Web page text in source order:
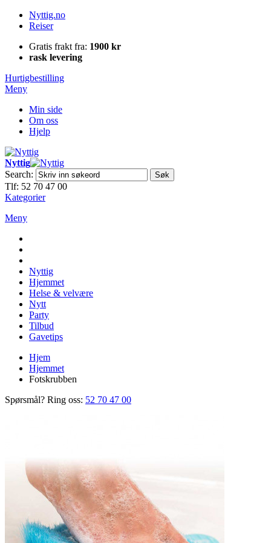
Nyttig.no
Reiser
Gratis frakt fra: 1900 kr
rask levering
Hurtigbestilling
Meny
Min side
Om oss
Hjelp
Nyttig
Search:
Søk
Tlf: 52 70 47 00
Kategorier
Meny
Nyttig
Hjemmet
Helse & velvære
Nytt
Party
Tilbud
Gavetips
Hjem
Hjemmet
Fotskrubben
Spørsmål? Ring oss: 52 70 47 00